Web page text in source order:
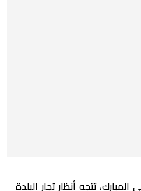
تتجه أنظار تجار البلدة